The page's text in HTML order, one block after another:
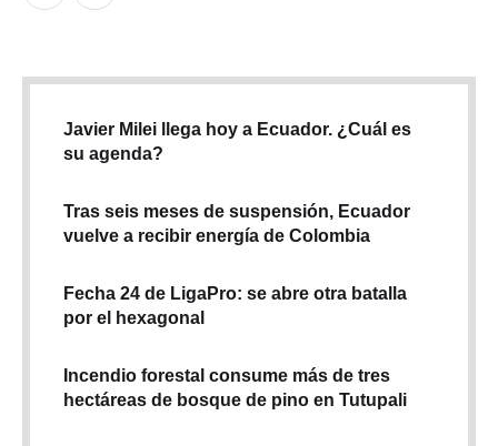
Javier Milei llega hoy a Ecuador. ¿Cuál es
su agenda?
Tras seis meses de suspensión, Ecuador
vuelve a recibir energía de Colombia
Fecha 24 de LigaPro: se abre otra batalla
por el hexagonal
Incendio forestal consume más de tres
hectáreas de bosque de pino en Tutupali